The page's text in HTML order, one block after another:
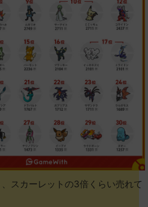
スカーレットの3倍くらい売れて